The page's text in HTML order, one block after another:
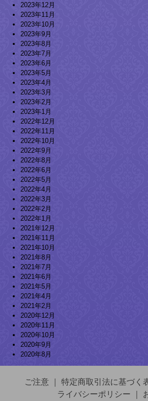
2023年12月
2023年11月
2023年10月
2023年9月
2023年8月
2023年7月
2023年6月
2023年5月
2023年4月
2023年3月
2023年2月
2023年1月
2022年12月
2022年11月
2022年10月
2022年9月
2022年8月
2022年6月
2022年5月
2022年4月
2022年3月
2022年2月
2022年1月
2021年12月
2021年11月
2021年10月
2021年8月
2021年7月
2021年6月
2021年5月
2021年4月
2021年2月
2020年12月
2020年11月
2020年10月
2020年9月
2020年8月
ご注意 特定商取引法に基づく
ライバシーポリシー